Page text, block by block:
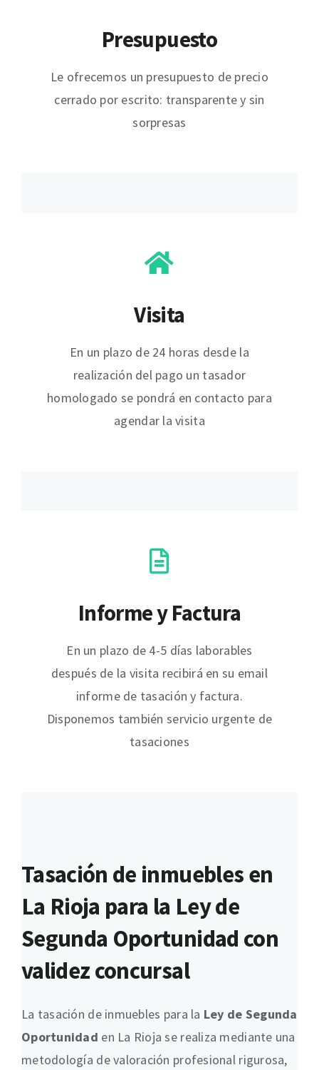
Presupuesto
Le ofrecemos un presupuesto de precio
cerrado por escrito: transparente y sin
sorpresas
Visita
En un plazo de 24 horas desde la
realización del pago un tasador
homologado se pondrá en contacto para
agendar la visita
Informe y Factura
En un plazo de 4-5 días laborables
después de la visita recibirá en su email
informe de tasación y factura.
Disponemos también servicio urgente de
tasaciones
Tasación de inmuebles en
La Rioja para la Ley de
Segunda Oportunidad con
validez concursal
La tasación de inmuebles para la Ley de Segunda
Oportunidad en La Rioja se realiza mediante una
metodología de valoración profesional rigurosa,